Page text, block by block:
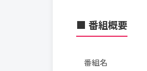
■ 番組概要
番組名